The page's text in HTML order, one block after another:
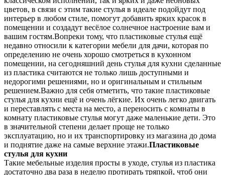
цветов, в связи с этим такие стулья в идеале подойдут под
интерьер в любом стиле, помогут добавить ярких красок в
помещении и создадут весёлое солнечное настроение вам и
вашим гостям.Вопреки тому, что пластиковые стулья ещё
недавно относили к категории мебели для дачи, которая по
определению не очень хорошо смотреться в кухонном
помещении, на сегодняшний день стулья для кухни сделанные
из пластика считаются не только лишь доступными и
недорогими решениями, но и оригинальным и стильным
решением.Важно для себя отметить, что такие пластиковые
стулья для кухни ещё и очень лёгкие. Их очень легко двигать
и переставлять с места на место, а переносить с комнаты в
комнату пластиковые стулья могут даже маленькие дети. Это
в значительной степени делает проще не только
эксплуатацию, но и их транспортировку из магазина до дома
и поднятие даже на самые верхние этажи.Пластиковые
стулья для кухни
Такие мебельные изделия просты в уходе, стулья из пластика
достаточно два раза в неделю протирать тряпкой, чтоб они